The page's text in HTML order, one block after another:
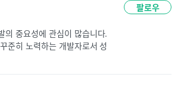
의 중요성에 관심이 많습니다.
준히 노력하는 개발자로서 성
팔로우